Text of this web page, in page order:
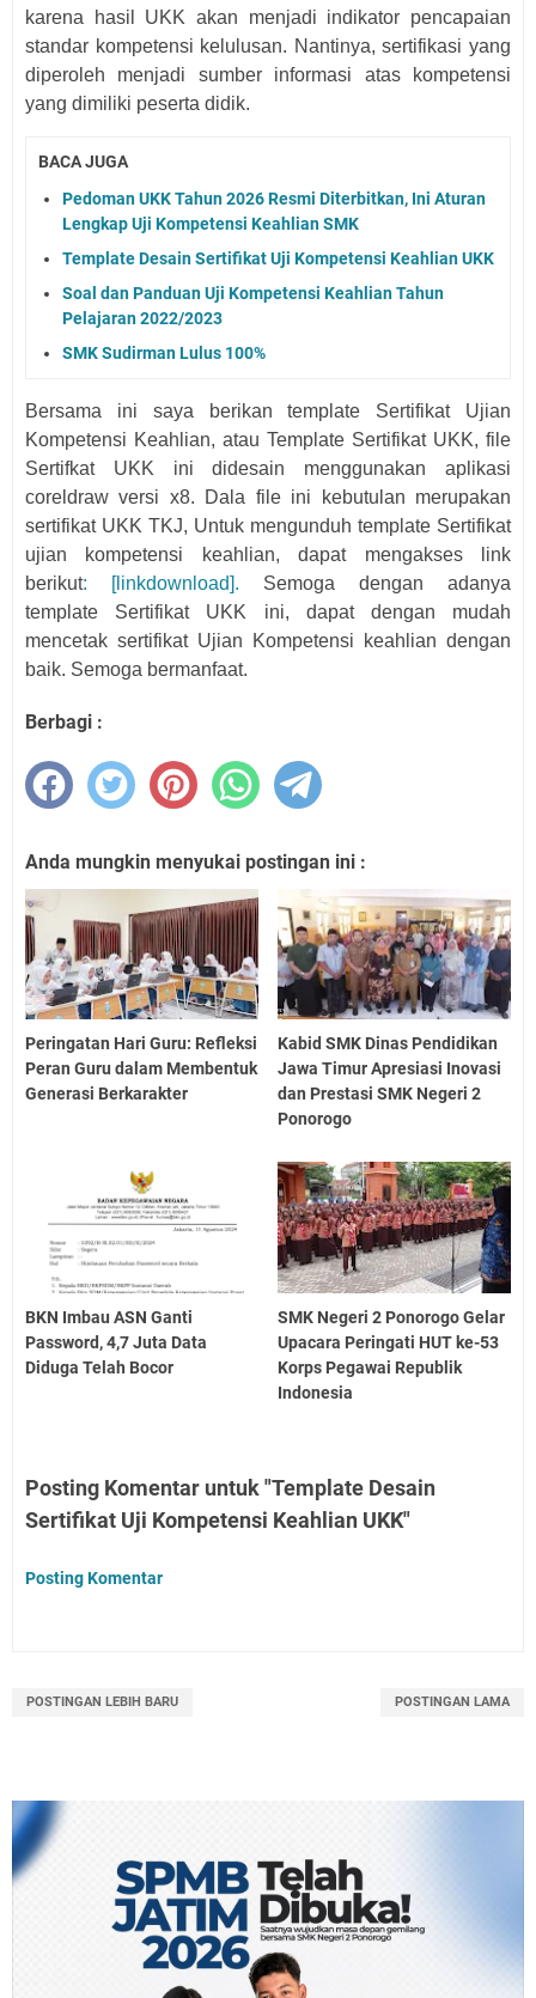
karena hasil UKK akan menjadi indikator pencapaian
standar kompetensi kelulusan. Nantinya, sertifikasi yang
diperoleh menjadi sumber informasi atas kompetensi
yang dimiliki peserta didik.
BACA JUGA
Pedoman UKK Tahun 2026 Resmi Diterbitkan, Ini Aturan
Lengkap Uji Kompetensi Keahlian SMK
Template Desain Sertifikat Uji Kompetensi Keahlian UKK
Soal dan Panduan Uji Kompetensi Keahlian Tahun
Pelajaran 2022/2023
SMK Sudirman Lulus 100%
Bersama ini saya berikan template Sertifikat Ujian
Kompetensi Keahlian, atau Template Sertifikat UKK, file
Sertifkat UKK ini didesain menggunakan aplikasi
coreldraw versi x8. Dala file ini kebutulan merupakan
sertifikat UKK TKJ, Untuk mengunduh template Sertifikat
ujian kompetensi keahlian, dapat mengakses link
berikut: [linkdownload]. Semoga dengan adanya
template Sertifikat UKK ini, dapat dengan mudah
mencetak sertifikat Ujian Kompetensi keahlian dengan
baik. Semoga bermanfaat.
Berbagi :
Anda mungkin menyukai postingan ini :
Peringatan Hari Guru: Refleksi
Peran Guru dalam Membentuk
Generasi Berkarakter
Kabid SMK Dinas Pendidikan
Jawa Timur Apresiasi Inovasi
dan Prestasi SMK Negeri 2
Ponorogo
BKN Imbau ASN Ganti
Password, 4,7 Juta Data
Diduga Telah Bocor
SMK Negeri 2 Ponorogo Gelar
Upacara Peringati HUT ke-53
Korps Pegawai Republik
Indonesia
Posting Komentar untuk "Template Desain
Sertifikat Uji Kompetensi Keahlian UKK"
Posting Komentar
POSTINGAN LEBIH BARU POSTINGAN LAMA